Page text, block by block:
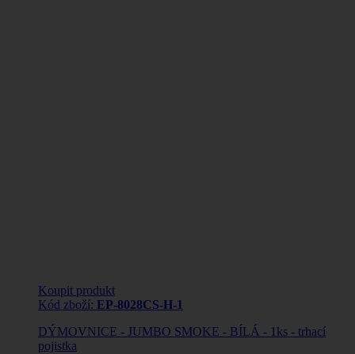
Koupit produkt
Kód zboží: EP-8028CS-H-1
DÝMOVNICE - JUMBO SMOKE - BÍLÁ - 1ks - trhací
pojistka